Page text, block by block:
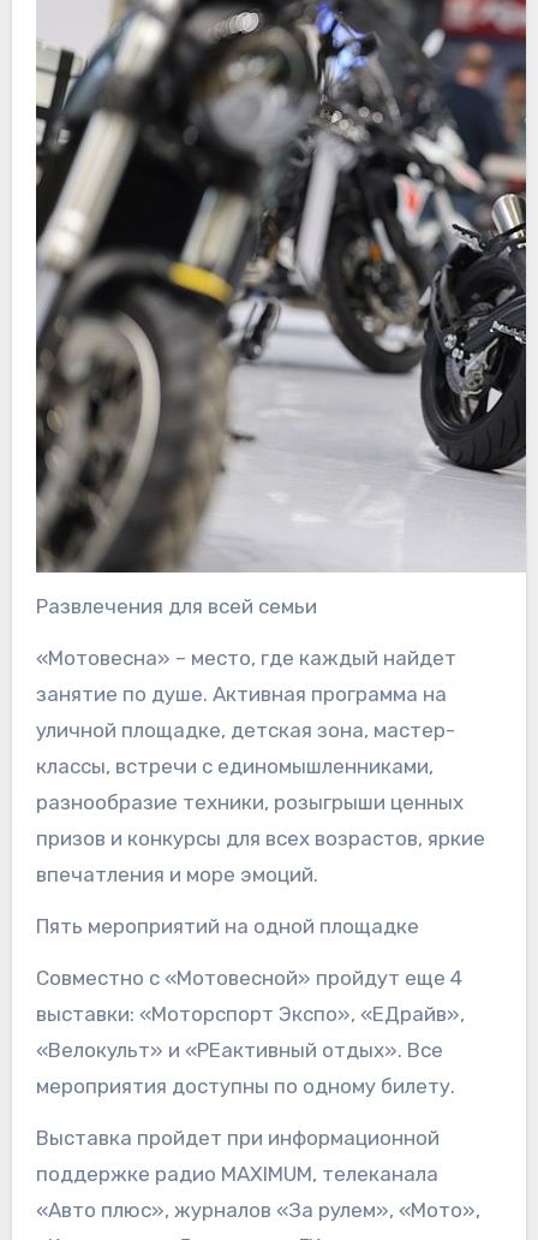
Развлечения для всей семьи
«Мотовесна» – место, где каждый найдет
занятие по душе. Активная программа на
уличной площадке, детская зона, мастер-
классы, встречи с единомышленниками,
разнообразие техники, розыгрыши ценных
призов и конкурсы для всех возрастов, яркие
впечатления и море эмоций.
Пять мероприятий на одной площадке
Совместно с «Мотовесной» пройдут еще 4
выставки: «Моторспорт Экспо», «ЕДрайв»,
«Велокульт» и «РЕактивный отдых». Все
мероприятия доступны по одному билету.
Выставка пройдет при информационной
поддержке радио MAXIMUM, телеканала
«Авто плюс», журналов «За рулем», «Мото»,